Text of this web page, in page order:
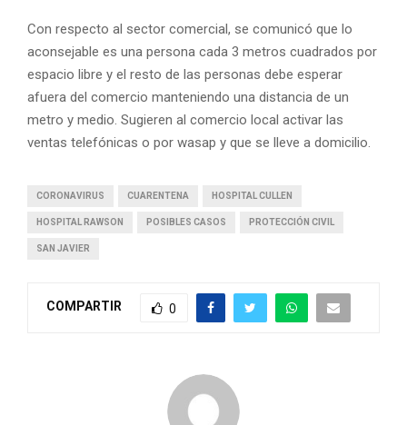
Con respecto al sector comercial, se comunicó que lo
aconsejable es una persona cada 3 metros cuadrados por
espacio libre y el resto de las personas debe esperar
afuera del comercio manteniendo una distancia de un
metro y medio. Sugieren al comercio local activar las
ventas telefónicas o por wasap y que se lleve a domicilio.
CORONAVIRUS CUARENTENA HOSPITAL CULLEN
HOSPITAL RAWSON POSIBLES CASOS PROTECCIÓN CIVIL
SAN JAVIER
COMPARTIR 0